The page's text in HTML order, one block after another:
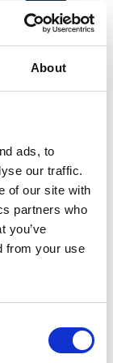
About
ads, to
our traffic.
of our site with
partners who
you’ve
from your use